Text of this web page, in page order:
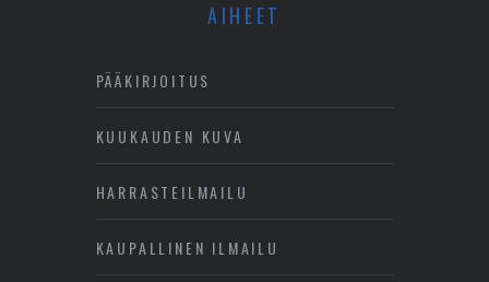
AIHEET
PÄÄKIRJOITUS
KUUKAUDEN KUVA
HARRASTEILMAILU
KAUPALLINEN ILMAILU